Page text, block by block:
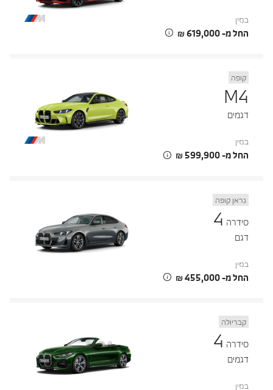
בנזין
החל מ- ‏619,000 ‏₪
קופה
M4
דגמים
בנזין
החל מ- ‏599,900 ‏₪
גראן קופה
סידרה4
דגם
בנזין
החל מ- ‏455,000 ‏₪
קבריולה
סידרה4
דגמים
בנזין